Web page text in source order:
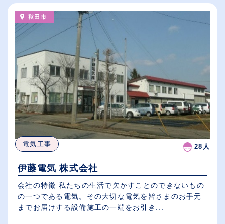
秋田市
電気工事 28人
伊藤電気 株式会社
会社の特徴 私たちの生活で欠かすことのできないもの
の一つである電気。その大切な電気を皆さまのお手元
までお届けする設備施工の一端をお引き...